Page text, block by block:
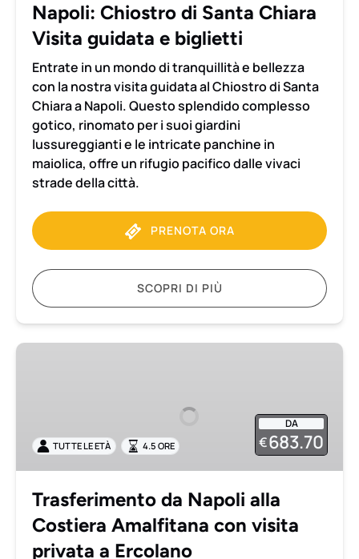
biglietti
Napoli: Chiostro di Santa Chiara
Visita guidata e biglietti
Entrate in un mondo di tranquillità e bellezza
con la nostra visita guidata al Chiostro di Santa
Chiara a Napoli. Questo splendido complesso
gotico, rinomato per i suoi giardini
lussureggianti e le intricate panchine in
maiolica, offre un rifugio pacifico dalle vivaci
strade della città.
PRENOTA ORA
SCOPRI DI PIÙ
Trasferimento
Amalfitana
con
privata
Ercolano
DA
€683.70
TUTTE LE ETÀ 4.5 ORE
Trasferimento da Napoli alla
Costiera Amalfitana con visita
privata a Ercolano